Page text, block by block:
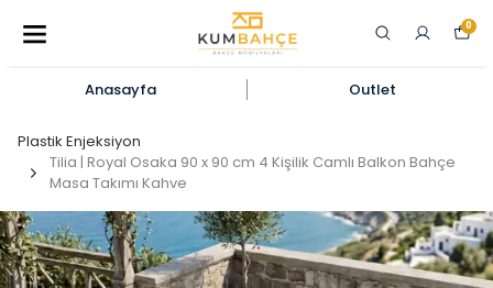
0
Anasayfa Outlet
Plastik Enjeksiyon
Tilia | Royal Osaka 90 x 90 cm 4 Kişilik Camlı Balkon Bahçe
Masa Takımı Kahve